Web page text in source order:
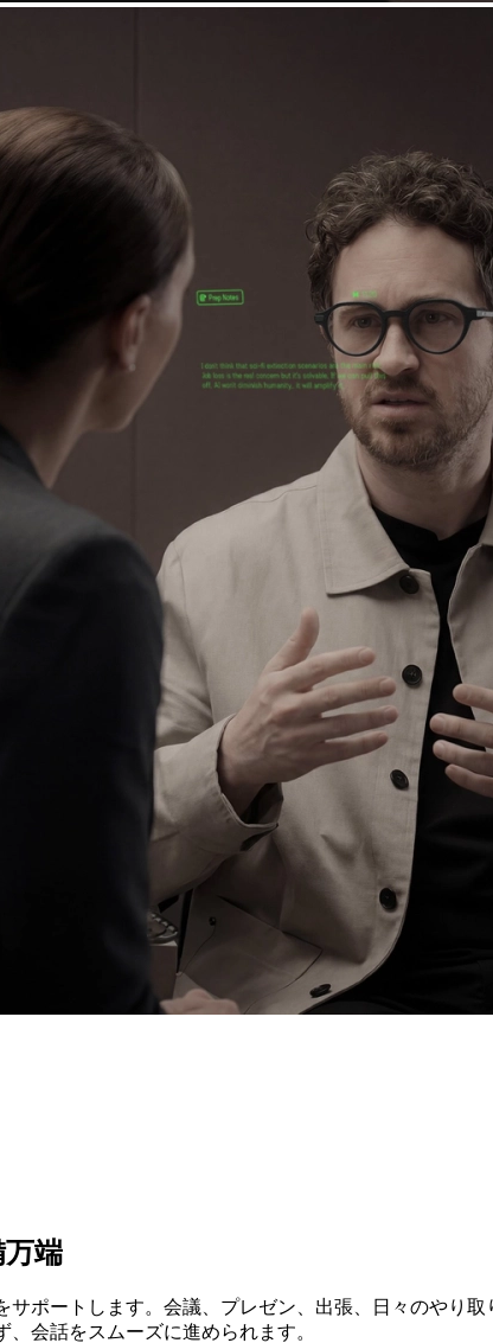
端
サポートします。会議、プレゼン、出張、日々のや
会話をスムーズに進められます。